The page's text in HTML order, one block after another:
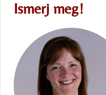
Ismerj meg!